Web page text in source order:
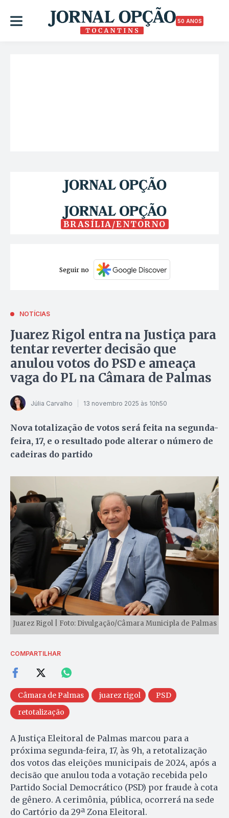
50 ANOS
BRASÍLIA/ENTORNO
Seguir no
NOTÍCIAS
Juarez Rigol entra na Justiça para
tentar reverter decisão que
anulou votos do PSD e ameaça
vaga do PL na Câmara de Palmas
Júlia Carvalho 13 novembro 2025 às 10h50
Nova totalização de votos será feita na segunda-
feira, 17, e o resultado pode alterar o número de
cadeiras do partido
Juarez Rigol | Foto: Divulgação/Câmara Municipla de Palmas
COMPARTILHAR
Câmara de Palmas juarez rigol
PSD
retotalização
A Justiça Eleitoral de Palmas marcou para a
próxima segunda-feira, 17, às 9h, a retotalização
dos votos das eleições municipais de 2024, após a
decisão que anulou toda a votação recebida pelo
Partido Social Democrático (PSD) por fraude à cota
de gênero. A cerimônia, pública, ocorrerá na sede
do Cartório da 29ª Zona Eleitoral.